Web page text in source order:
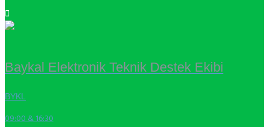
Baykal Elektronik Teknik Destek Ekibi
BYKL
09:00 & 16:30